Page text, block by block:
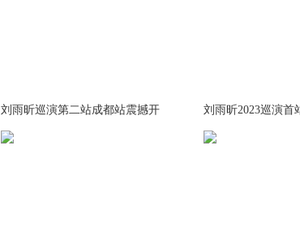
刘雨昕巡演第二站成都站震撼开 刘雨昕2023巡演首